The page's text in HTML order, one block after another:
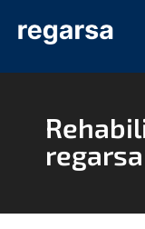
regarsa